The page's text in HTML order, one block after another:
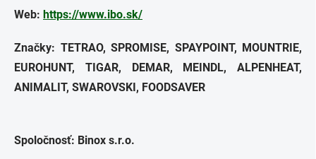
Web: https://www.ibo.sk/
Značky: TETRAO, SPROMISE, SPAYPOINT, MOUNTRIE,
EUROHUNT, TIGAR, DEMAR, MEINDL, ALPENHEAT,
ANIMALIT, SWAROVSKI, FOODSAVER
Spoločnosť: Binox s.r.o.